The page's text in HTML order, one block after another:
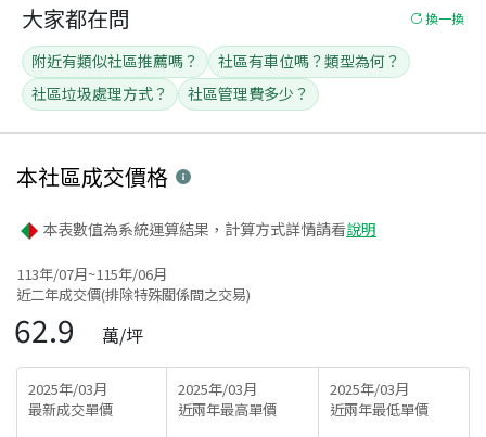
大家都在問 換一換
附近有類似社區推薦嗎？
社區有車位嗎？類型為何？
社區垃圾處理方式？
社區管理費多少？
本社區成交價格
本表數值為系統運算結果，計算方式詳情請看說明
113年/07月~115年/06月
近二年成交價(排除特殊關係間之交易)
62.9 萬/坪
2025年/03月
最新成交單價
2025年/03月
近兩年最高單價
2025年/03月
近兩年最低單價